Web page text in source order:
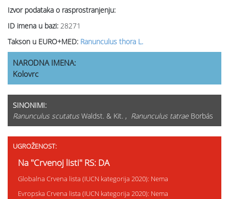
Izvor podataka o rasprostranjenju:
ID imena u bazi: 28271
Takson u EURO+MED: Ranunculus thora L.
NARODNA IMENA:
Kolovrc
SINONIMI:
Ranunculus scutatus Waldst. & Kit. , Ranunculus tatrae Borbás
UGROŽENOST:
Na "Crvenoj listi" RS: DA
Globalna Crvena lista (IUCN kategorija 2020): Nema
Evropska Crvena lista (IUCN kategorija 2020): Nema